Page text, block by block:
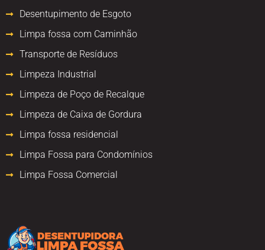
Desentupimento de Esgoto
Limpa fossa com Caminhão
Transporte de Resíduos
Limpeza Industrial
Limpeza de Poço de Recalque
Limpeza de Caixa de Gordura
Limpa fossa residencial
Limpa Fossa para Condomínios
Limpa Fossa Comercial